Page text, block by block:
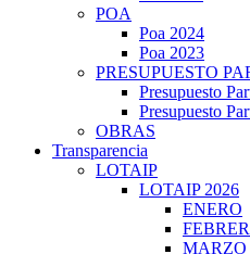
POA
Poa 2024
Poa 2023
PRESUPUESTO
Presupuesto
Presupuesto
OBRAS
Transparencia
LOTAIP
LOTAIP 2026
ENERO
MARZO